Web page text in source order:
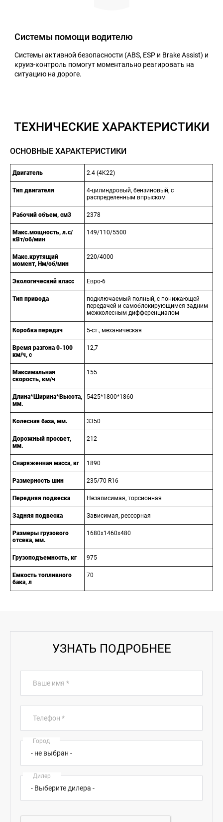
Системы помощи водителю
Системы активной безопасности (ABS, ESP и Brake Assist) и
круиз-контроль помогут моментально реагировать на
ситуацию на дороге.
ТЕХНИЧЕСКИЕ ХАРАКТЕРИСТИКИ
ОСНОВНЫЕ ХАРАКТЕРИСТИКИ
Двигатель 2.4 (4K22)
Тип двигателя
4-цилиндровый, бензиновый, с
распределенным впрыском
Рабочий объем, см3 2378
Макс.мощность, л.с/
кВт/об/мин
149/110/5500
Макс.крутящий
момент, Нм/об/мин
220/4000
Экологический класс Евро-6
Тип привода
подключаемый полный, с понижающей
передачей и самоблокирующимся задним
межколесным дифференциалом
Коробка передач 5-ст., механическая
Время разгона 0-100
км/ч, с
12,7
Максимальная
скорость, км/ч
155
Длина*Ширина*Высота,
мм.
5425*1800*1860
Колесная база, мм. 3350
Дорожный просвет,
мм.
212
Снаряженная масса, кг 1890
Размерность шин 235/70 R16
Передняя подвеска Независимая, торсионная
Задняя подвеска Зависимая, рессорная
Размеры грузового
отсека, мм.
1680х1460х480
Грузоподъемность, кг 975
Емкость топливного
бака, л
70
УЗНАТЬ ПОДРОБНЕЕ
Ваше имя *
Телефон *
Город
Дилер